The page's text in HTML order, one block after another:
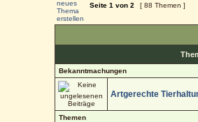
Seite1 von2 [ 88 Themen ]
Bekanntmachungen
Artgerechte
Themen